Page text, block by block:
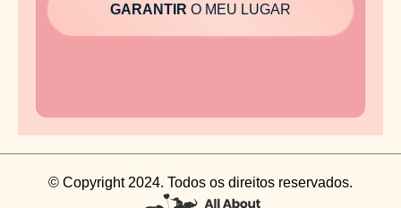
GARANTIR O MEU LUGAR
© Copyright 2024. Todos os direitos reservados.